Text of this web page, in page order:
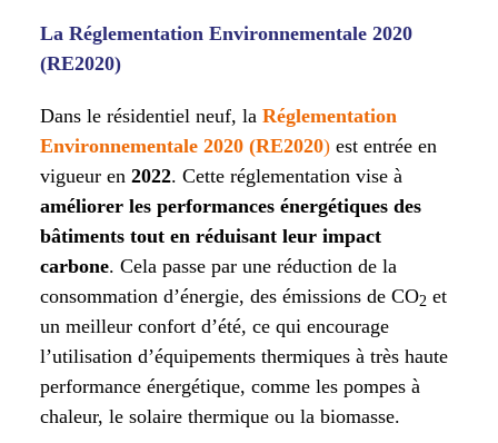
La Réglementation Environnementale 2020
(RE2020)
Dans le résidentiel neuf, la Réglementation
Environnementale 2020 (RE2020)est entrée en
vigueur en 2022. Cette réglementation vise à
améliorer les performances énergétiques des
bâtiments tout en réduisant leur impact
carbone. Cela passe par une réduction de la
consommation d’énergie, des émissions de CO2 et
un meilleur confort d’été, ce qui encourage
l’utilisation d’équipements thermiques à très haute
performance énergétique, comme les pompes à
chaleur, le solaire thermique ou la biomasse.